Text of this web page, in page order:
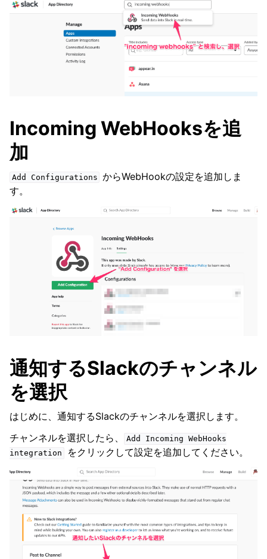
Incoming WebHooksを追
加
Add Configurations からWebHookの設定を追加しま
す。
通知するSlackのチャンネル
を選択
はじめに、通知するSlackのチャンネルを選択します。
チャンネルを選択したら、
Add Incoming WebHooks
integration
をクリックして設定を追加してください。